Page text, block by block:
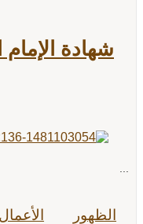
شهادة
الظهور الأعمال